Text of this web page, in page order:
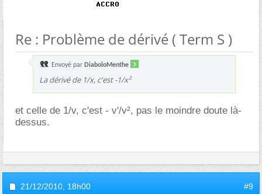
Re : Problème de dérivé ( Term S )
Envoyé par DiaboloMenthe
La dérivé de 1/x, c'est -1/x²
et celle de 1/v, c'est - v'/v², pas le moindre doute là-
dessus.
21/12/2010, 18h00 #9